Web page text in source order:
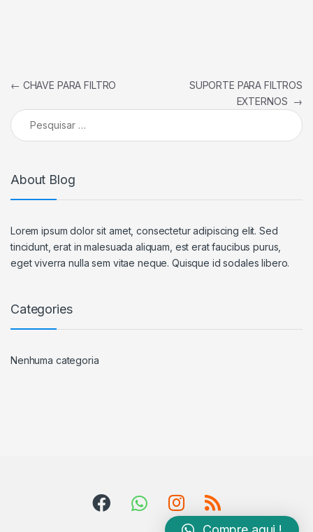
Navegação de Post
← CHAVE PARA FILTRO
SUPORTE PARA FILTROS
EXTERNOS →
Pesquisar por:
About Blog
Lorem ipsum dolor sit amet, consectetur adipiscing elit. Sed
tincidunt, erat in malesuada aliquam, est erat faucibus purus,
eget viverra nulla sem vitae neque. Quisque id sodales libero.
Categories
Nenhuma categoria